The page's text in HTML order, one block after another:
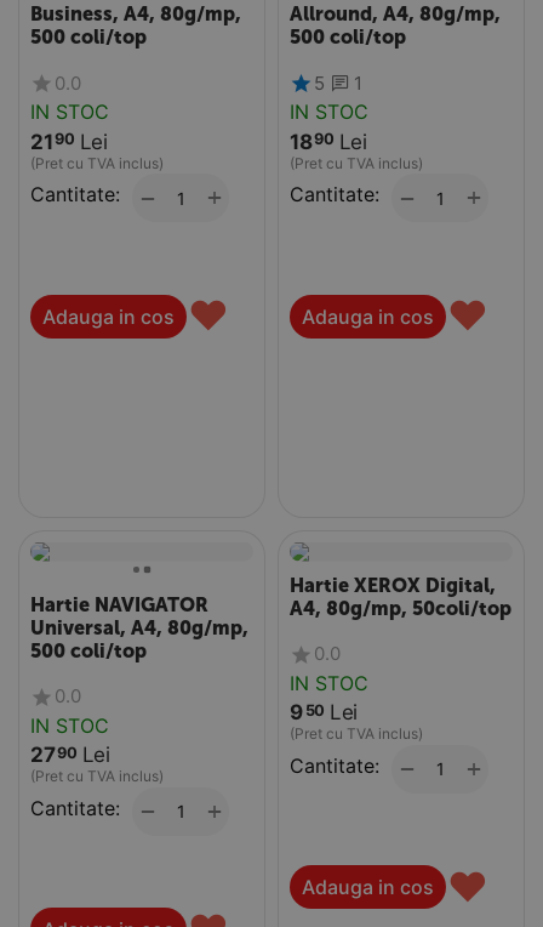
Business, A4, 80g/mp,
500 coli/top
0.0
IN STOC
2190 Lei
(Pret cu TVA inclus)
Cantitate: +
−
Adauga in cos ♥
Allround, A4, 80g/mp,
500 coli/top
5
1
IN STOC
1890 Lei
(Pret cu TVA inclus)
Cantitate: +
−
Adauga in cos ♥
Hartie NAVIGATOR
Universal, A4, 80g/mp,
500 coli/top
0.0
IN STOC
2790 Lei
(Pret cu TVA inclus)
Cantitate: +
−
Hartie XEROX Digital,
A4, 80g/mp, 50coli/top
0.0
IN STOC
9 50 Lei
(Pret cu TVA inclus)
Cantitate: +
−
Adauga in cos ♥